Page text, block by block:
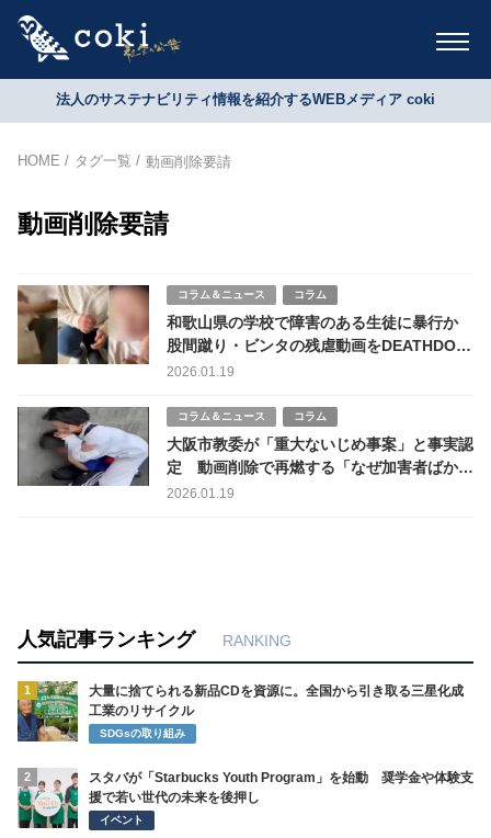
法人のサステナビリティ情報を紹介するWEBメディア coki
HOME タグ一覧 動画削除要請
動画削除要請
コラム＆ニュース コラム
和歌山県の学校で障害のある生徒に暴行か
股間蹴り・ビンタの残虐動画をDEATHDOL
NOTEが拡散
2026.01.19
コラム＆ニュース コラム
大阪市教委が「重大ないじめ事案」と事実認
定 動画削除で再燃する「なぜ加害者ばかり
守られるのか」という怒り
2026.01.19
人気記事ランキング RANKING
1
大量に捨てられる新品CDを資源に。全国から引き取る三星化成
工業のリサイクル
SDGsの取り組み
2
スタバが「Starbucks Youth Program」を始動 奨学金や体験支
援で若い世代の未来を後押し
イベント